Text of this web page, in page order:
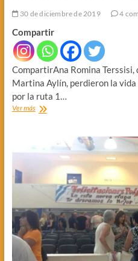
30 de diciembre de 2019 4
Compartir
CompartirAna Romina Terssisi,
Martina Aylín, perdieron la
por la ruta 1…
Ver másVELARON
MUERTAS
RUTA